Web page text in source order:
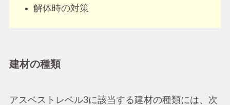
解体時の対策
建材の種類
アスベストレベル3に該当する建材の種類には、次